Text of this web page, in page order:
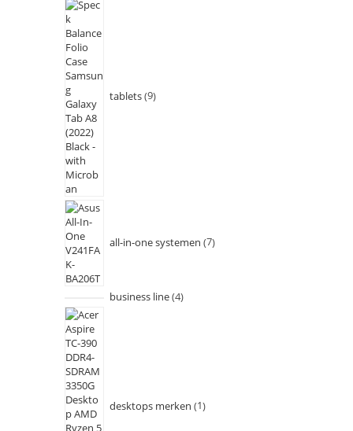
tablets 9
all-in-one systemen 7
business line 4
desktops merken 1